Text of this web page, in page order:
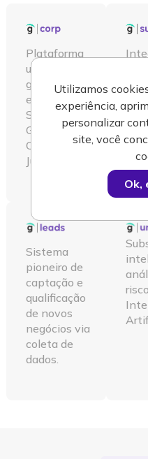
Plataforma
unificada de
gestão e
emissão de
Seguro
Garantia
Contratual e
Judicial.
de
de
e
Sistema
pioneiro de
captação e
qualificação
de novos
negócios via
coleta de
dados.
Utilizamos
experiência,
personalizar
site, você
Ok,